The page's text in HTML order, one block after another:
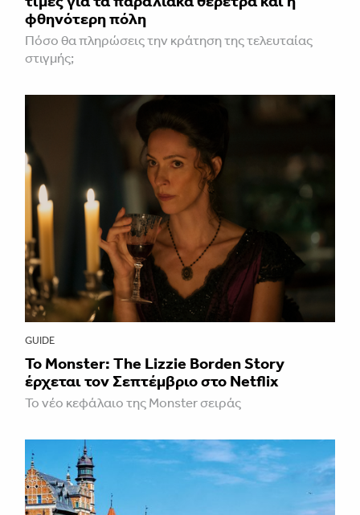
φθηνότερη πόλη
Πόσο θα πληρώσεις την κράτηση της τελευταίας
στιγμής;
GUIDE
Το Monster: The Lizzie Borden Story
έρχεται τον Σεπτέμβριο στο Netflix
Το νέο κεφάλαιο της Monster σειράς